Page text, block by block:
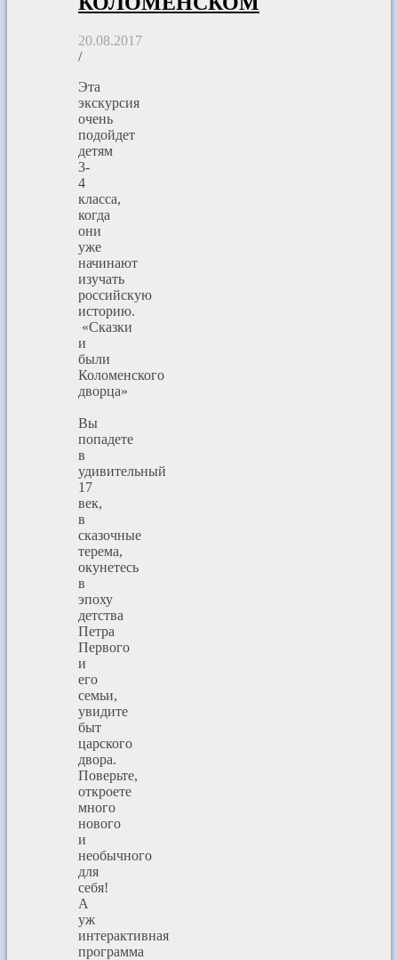
20.08.2017
/
Эта
экскурсия
очень
подойдет
детям
3-
4
класса,
когда
они
уже
начинают
изучать
российскую
историю.
«Сказки
и
были
Коломенского
дворца»
Вы
попадете
в
удивительный
17
век,
в
сказочные
терема,
окунетесь
в
эпоху
детства
Петра
Первого
и
его
семьи,
увидите
быт
царского
двора.
Поверьте,
откроете
много
нового
и
необычного
для
себя!
А
уж
интерактивная
программа